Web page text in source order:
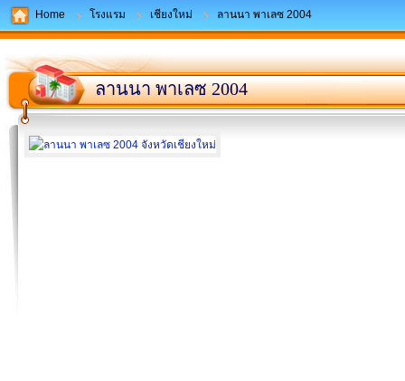
Home โรงแรม เชียงใหม่ ลานนา พาเลซ 2004
ลานนา พาเลซ 2004